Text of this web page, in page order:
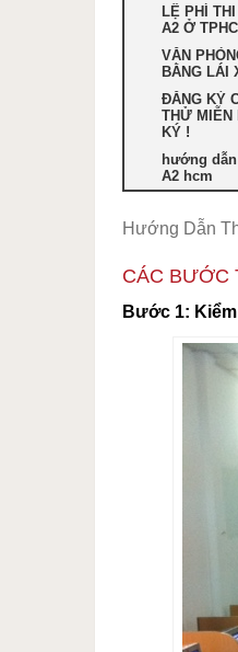
LỆ PHÍ
A2 Ở
VĂN
BẰNG LÁI
ĐĂNG KÝ
THỬ MIỄN
KÝ !
hướng
A2 hcm
Hướng Dẫn
CÁC BƯỚC
Bước 1: